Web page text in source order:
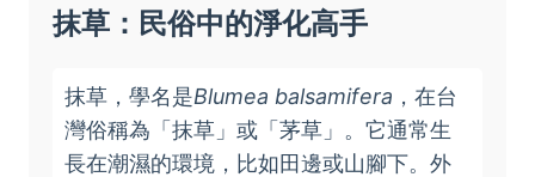
抹草：民俗中的淨化高手
抹草，學名是Blumea balsamifera ，在台
灣俗稱為「抹草」或「茅草」。它通常生
長在潮濕的環境，比如田邊或山腳下。外